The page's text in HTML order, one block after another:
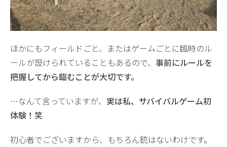
ほかにもフィールドごと、またはゲームごとに臨時のル
ールが設けられていることもあるので、 事前にルールを
把握してから臨むことが大切です。
…なんて言っていますが、 実は私、サバイバルゲーム初
体験！笑
初心者でございますから、もちろん銃はないわけです。